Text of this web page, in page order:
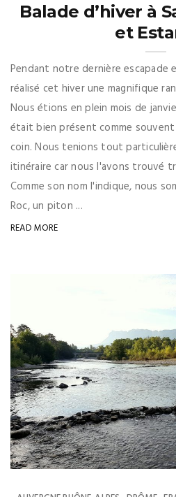
Balade d’hiver à
et
Pendant notre dernière escapade
réalisé cet hiver une magnifique
Nous étions en plein mois de
était bien présent comme souvent
coin. Nous tenions tout
itinéraire car nous l'avons trouvé
Comme son nom l'indique, nous
Roc, un piton ...
READ MORE